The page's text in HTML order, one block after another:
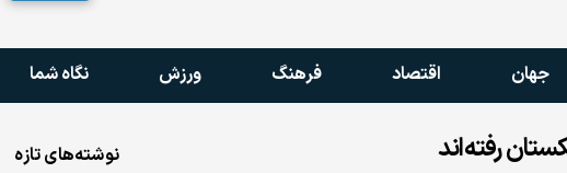
جهان اقتصاد فرهنگ ورزش نگاه شما
نوشته‌های تازه